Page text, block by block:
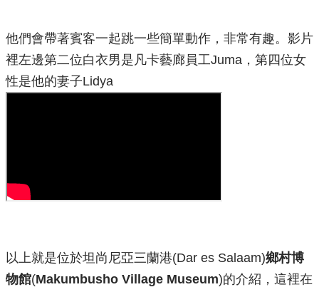
他們會帶著賓客一起跳一些簡單動作，非常有趣。影片
裡左邊第二位白衣男是凡卡藝廊員工Juma，第四位女
性是他的妻子Lidya
以上就是位於坦尚尼亞三蘭港(Dar es Salaam)鄉村博
物館(Makumbusho Village Museum)的介紹，這裡在